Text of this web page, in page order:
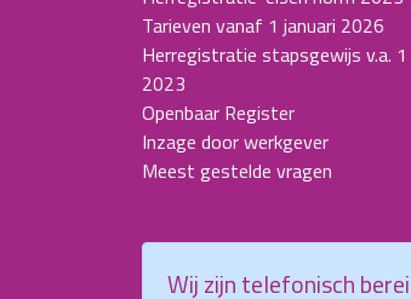
Tarieven vanaf 1 januari 2026
Herregistratie stapsgewijs v.a. 1
2023
Openbaar Register
Inzage door werkgever
Meest gestelde vragen
Wij zijn telefonisch